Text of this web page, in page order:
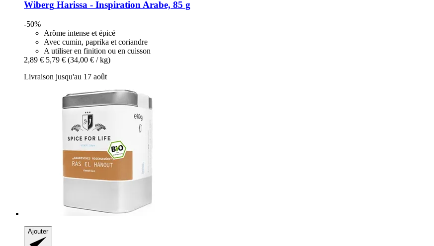
Wiberg Harissa -​ Inspiration Arabe, 85 g
-50%
Arôme intense et épicé
Avec cumin, paprika et coriandre
A utiliser en finition ou en cuisson
2,89 € 5,79 € (34,00 € / kg)
Livraison jusqu'au 17 août
Ajouter